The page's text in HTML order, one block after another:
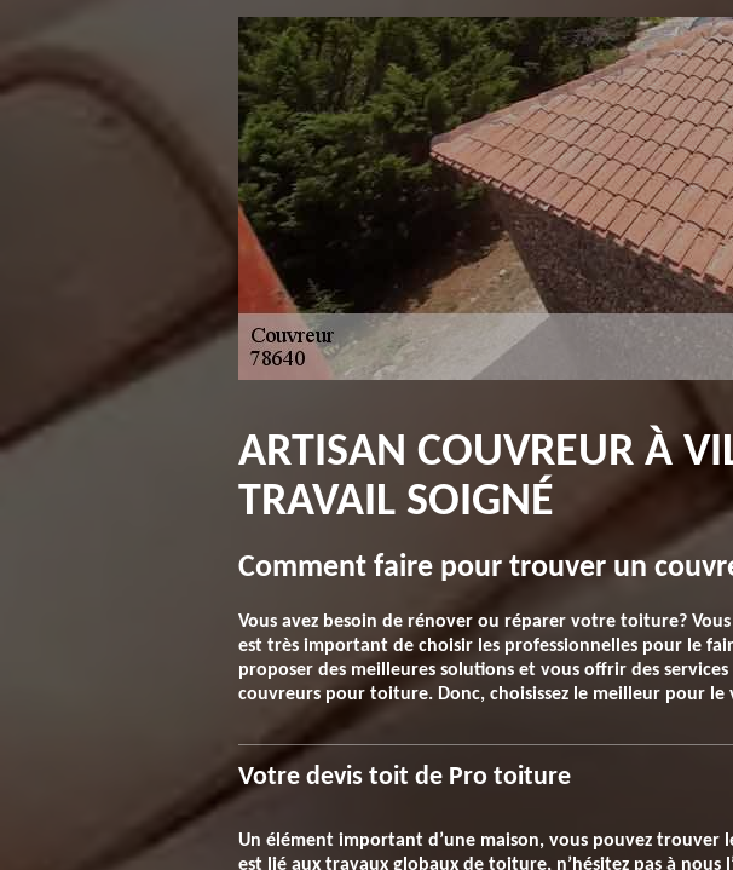
ARTISAN COUVREUR À
TRAVAIL SOIGNÉ
Comment faire pour trouver un
Vous avez besoin de rénover ou réparer votre toiture?
est très important de choisir les professionnelles pour le
proposer des meilleures solutions et vous offrir des
couvreurs pour toiture. Donc, choisissez le meilleur pour le
Votre devis toit de Pro toiture
Un élément important d’une maison, vous pouvez
est lié aux travaux globaux de toiture, n’hésitez pas à